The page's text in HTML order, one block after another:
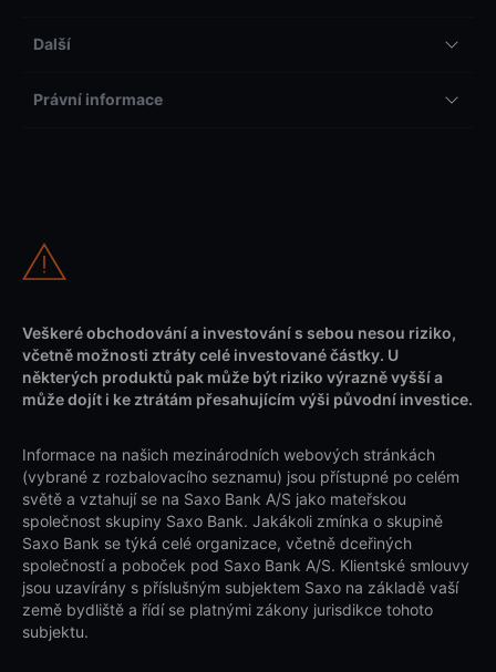
Další
Právní informace
Veškeré obchodování a investování s sebou nesou riziko,
včetně možnosti ztráty celé investované částky. U
některých produktů pak může být riziko výrazně vyšší a
může dojít i ke ztrátám přesahujícím výši původní investice.
Informace na našich mezinárodních webových stránkách
(vybrané z rozbalovacího seznamu) jsou přístupné po celém
světě a vztahují se na Saxo Bank A/S jako mateřskou
společnost skupiny Saxo Bank. Jakákoli zmínka o skupině
Saxo Bank se týká celé organizace, včetně dceřiných
společností a poboček pod Saxo Bank A/S. Klientské smlouvy
jsou uzavírány s příslušným subjektem Saxo na základě vaší
země bydliště a řídí se platnými zákony jurisdikce tohoto
subjektu.